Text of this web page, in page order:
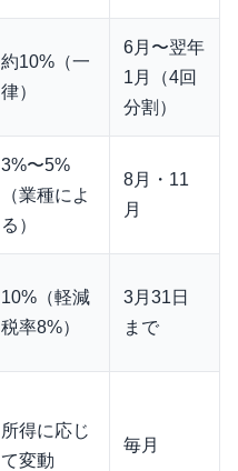
約10%（一
律）
6月〜翌年
1月（4回
分割）
3%〜5%
（業種によ
る）
8月・11
月
10%（軽減
税率8%）
3月31日
まで
所得に応じ
て変動
毎月